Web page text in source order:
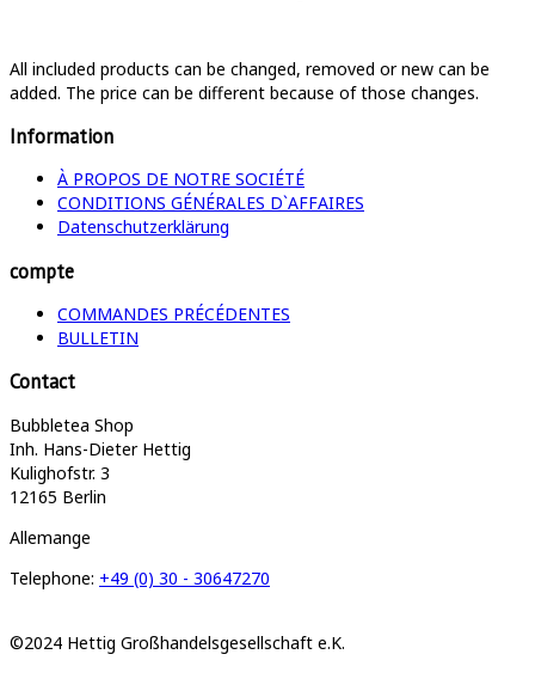
All included products can be changed, removed or new can be
added. The price can be different because of those changes.
Information
À PROPOS DE NOTRE SOCIÉTÉ
CONDITIONS GÉNÉRALES D`AFFAIRES
Datenschutzerklärung
compte
COMMANDES PRÉCÉDENTES
BULLETIN
Contact
Bubbletea Shop
Inh. Hans-Dieter Hettig
Kulighofstr. 3
12165 Berlin
Allemange
Telephone: +49 (0) 30 - 30647270
©2024 Hettig Großhandelsgesellschaft e.K.